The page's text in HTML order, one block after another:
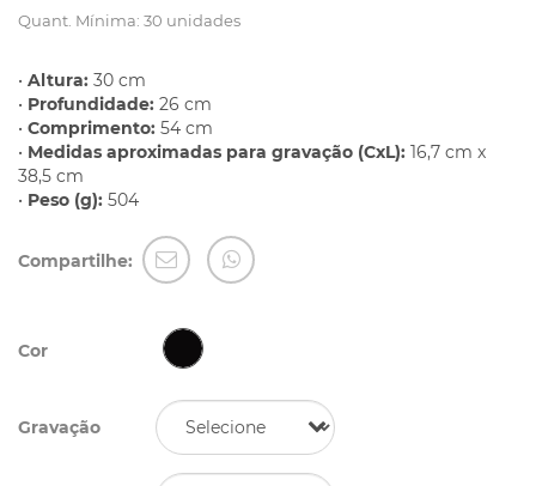
Quant. Mínima: 30 unidades
• Altura: 30 cm
• Profundidade: 26 cm
• Comprimento: 54 cm
• Medidas aproximadas para gravação (CxL): 16,7 cm x
38,5 cm
• Peso (g): 504
Compartilhe:
Cor
Gravação